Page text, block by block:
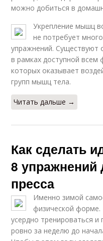
можно добиться в
Укрепление мышц
не потребует
упражнений.
в рамках доступной всем
которых оказывает
групп мышц тела.
Читать дальше →
Как сделать
8 упражнений
пресса
Именно зимой
физической
усердно тренироваться
ровно за неделю до